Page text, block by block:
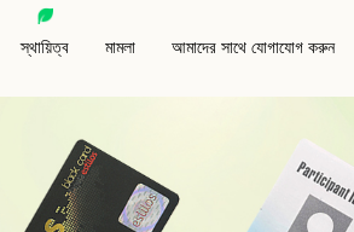
এনএফসি প্রিন্টেড লেবেল/স্টিকার
আরএফআইডি ড্রাই ইনলে
আরএফআইডি ওয়েট ইনলে/স্টিকার
আরএফআইডি পশু
আরএফআইডি অ্যান্টি-
আরএফআইডি কীফব
স্থায়িত্ব মামলা আমাদের সাথে যোগাযোগ করুন